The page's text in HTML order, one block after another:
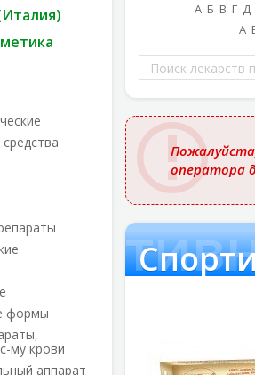
формы
му крови
аппарат
А Б В Г Д
A
Поиск
лекарств
по
названию
оператора